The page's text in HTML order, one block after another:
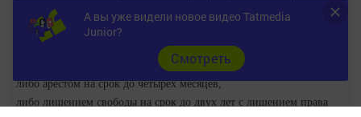
часов, либо исправительными работами на срок до одного года,
либо принудительными работами на срок до двух лет с лишением
права занимать определенные должности или заниматься
определенной деятельностью на срок до трех лет или без такового,
либо арестом на срок до четырех месяцев,
либо лишением свободы на срок до двух лет с лишением права
А вы уже видели новое видео Tatmedia
Junior?
Cмотреть